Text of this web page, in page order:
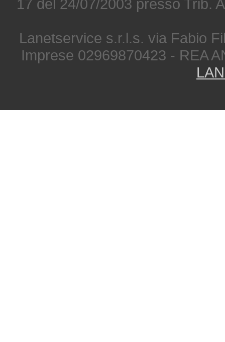
17 del 24/07/2003 presso Trib.
Lanetservice s.r.l.s. via Fabio
Imprese 02969870423 - REA